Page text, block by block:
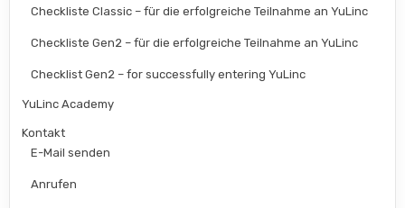
Checkliste Classic – für die erfolgreiche Teilnahme an YuLinc
Checkliste Gen2 – für die erfolgreiche Teilnahme an YuLinc
Checklist Gen2 – for successfully entering YuLinc
YuLinc Academy
Kontakt
E-Mail senden
Anrufen